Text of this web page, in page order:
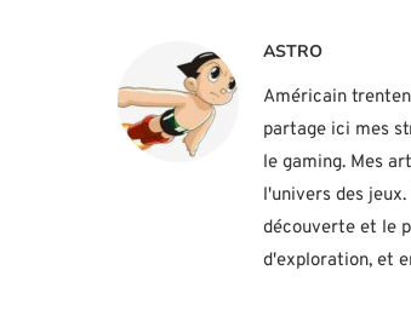
ASTRO
Américain
partage ici mes
le gaming. Mes
l'univers des
découverte et le
d'exploration, et